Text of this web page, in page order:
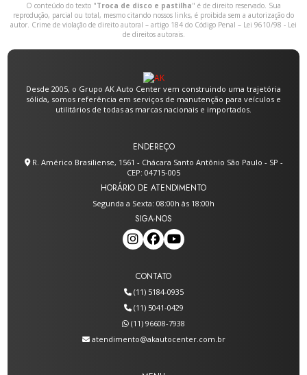
O conteúdo do texto "Troca de disco e pastilha" é de direito reservado. Sua
reprodução, parcial ou total, mesmo citando nossos links, é proibida sem a autorização do
autor. Crime de violação de direito autoral – artigo 184 do Código Penal – Lei 9610/98 - Lei
de direitos autorais.
Desde 2005, o Grupo AK Auto Center vem construindo uma trajetória
sólida, somos referência em serviços de manutenção para veículos e
utilitários de todas as marcas nacionais e importados.
ENDEREÇO
R. Américo Brasiliense, 1561 - Chácara Santo Antônio São Paulo - SP -
CEP: 04715-005
HORÁRIO DE ATENDIMENTO
Segunda a Sexta: 08:00h às 18:00h
SIGA-NOS
CONTATO
(11) 5184-0935
(11) 5041-0429
(11) 96608-7938
atendimento@akautocenter.com.br